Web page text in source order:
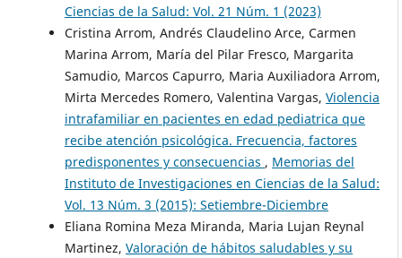
Ciencias de la Salud: Vol. 21 Núm. 1 (2023)
Cristina Arrom, Andrés Claudelino Arce, Carmen
Marina Arrom, María del Pilar Fresco, Margarita
Samudio, Marcos Capurro, Maria Auxiliadora Arrom,
Mirta Mercedes Romero, Valentina Vargas, Violencia
intrafamiliar en pacientes en edad pediatrica que
recibe atención psicológica. Frecuencia, factores
predisponentes y consecuencias , Memorias del
Instituto de Investigaciones en Ciencias de la Salud:
Vol. 13 Núm. 3 (2015): Setiembre-Diciembre
Eliana Romina Meza Miranda, Maria Lujan Reynal
Martinez, Valoración de hábitos saludables y su